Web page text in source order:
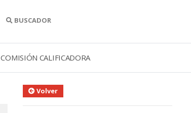
BUSCADOR
COMISIÓN CALIFICADORA
Volver